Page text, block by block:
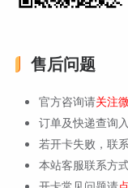
售后问题
官方咨询请关注
订单及快递查询
若开卡失败，联
本站客服联系方